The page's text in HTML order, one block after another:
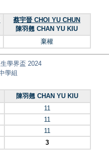
蔡宇晉 CHOI YU CHUN
陳羽翹 CHAN YU KIU
棄權
學界盃 2024
學組
陳羽翹 CHAN YU KIU
11
11
11
3